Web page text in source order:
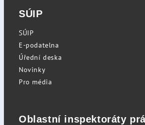
SÚIP
SÚIP
E-podatelna
Úřední deska
Novinky
Pro média
Oblastní inspektoráty